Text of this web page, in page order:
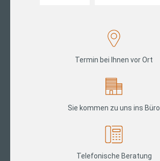
Termin bei Ihnen vor Ort
Sie kommen zu uns ins Büro
Telefonische Beratung